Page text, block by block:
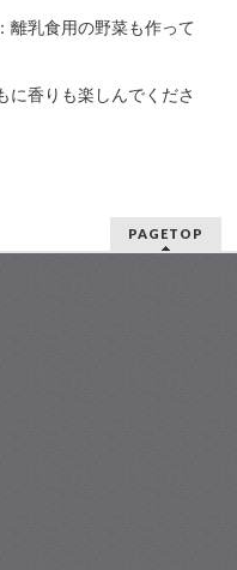
離乳食用の野菜も作って
に香りも楽しんでくださ
PAGETOP